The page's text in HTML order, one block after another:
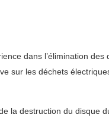
dans l’élimination des
sur les déchets
la destruction du disque